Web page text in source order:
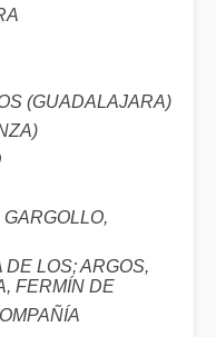
(GUADALAJARA)
LOS; ARGOS,
FERMÍN DE